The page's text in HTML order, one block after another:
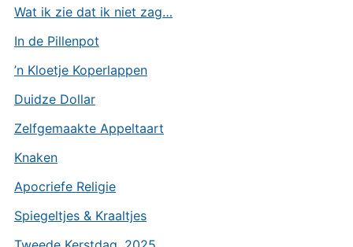
Wat ik zie dat ik niet zag…
In de Pillenpot
’n Kloetje Koperlappen
Duidze Dollar
Zelfgemaakte Appeltaart
Knaken
Apocriefe Religie
Spiegeltjes & Kraaltjes